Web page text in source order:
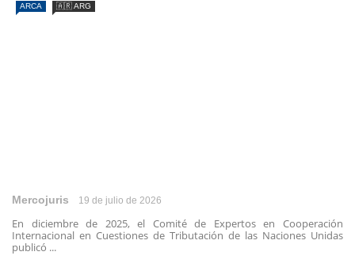
ARCA 🇦🇷 ARG
Mercojuris 19 de julio de 2026
En diciembre de 2025, el Comité de Expertos en Cooperación
Internacional en Cuestiones de Tributación de las Naciones Unidas
publicó ...